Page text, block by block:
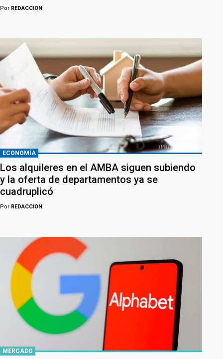
Por REDACCION
ECONOMÍA
Los alquileres en el AMBA siguen subiendo
y la oferta de departamentos ya se
cuadruplicó
Por REDACCION
MERCADO